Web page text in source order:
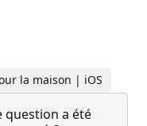
la maison | iOS
question a été